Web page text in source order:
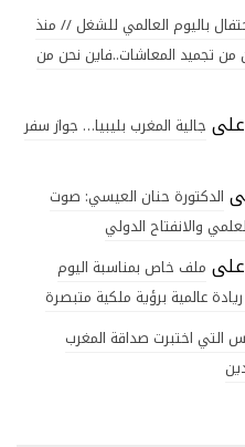
باليوم العالمي للشغل // منذ
من تجميد المعاشات..فاين نحن من
على جالية المغرب بليبيا… جواز سفر
الدكتورة حنان العيسي: صوت
والانفتاح الدولي
على ملف خاص بمناسبة اليوم
عالمية برؤية ملكية متبصرة
التي اختبرت صداقة المغرب